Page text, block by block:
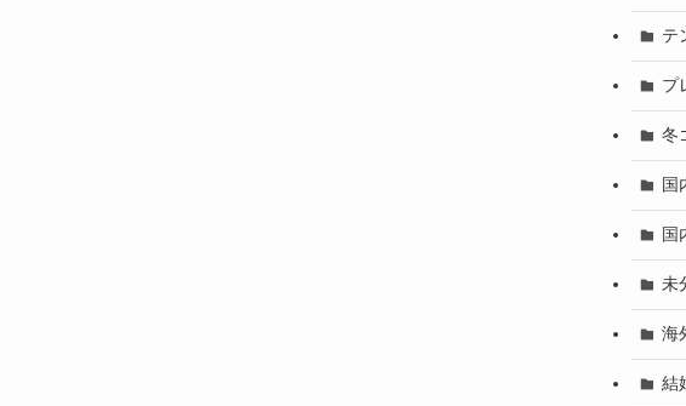
テ
プ
冬
国
国
未
海
結